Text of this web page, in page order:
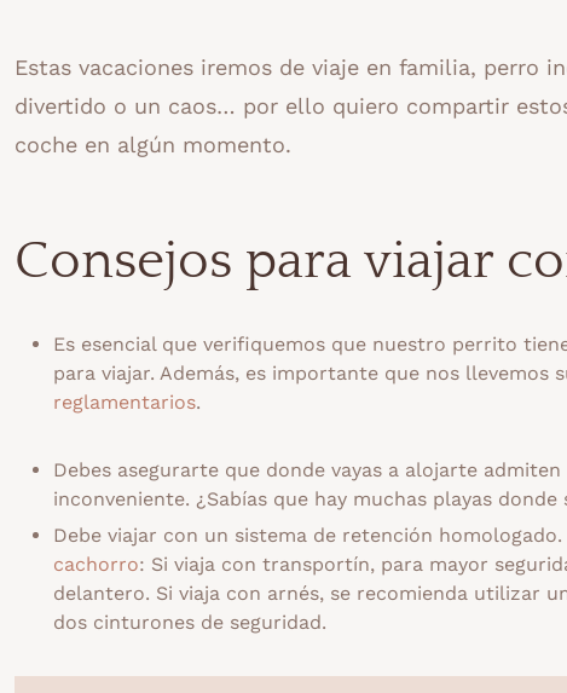
Estas vacaciones iremos de viaje en familia, perro
divertido o un caos… por ello quiero compartir
coche en algún momento.
Consejos para viajar
Es esencial que verifiquemos que nuestro perrito
para viajar. Además, es importante que nos llevemos
reglamentarios.
Debes asegurarte que donde vayas a alojarte admiten
inconveniente. ¿Sabías que hay muchas playas
Debe viajar con un sistema de retención
cachorro: Si viaja con transportín, para mayor
delantero. Si viaja con arnés, se recomienda utilizar
dos cinturones de seguridad.